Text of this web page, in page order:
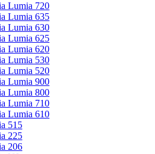
Lumia 720
Lumia 635
Lumia 630
Lumia 625
Lumia 620
Lumia 530
Lumia 520
Lumia 900
Lumia 800
Lumia 710
Lumia 610
515
225
206